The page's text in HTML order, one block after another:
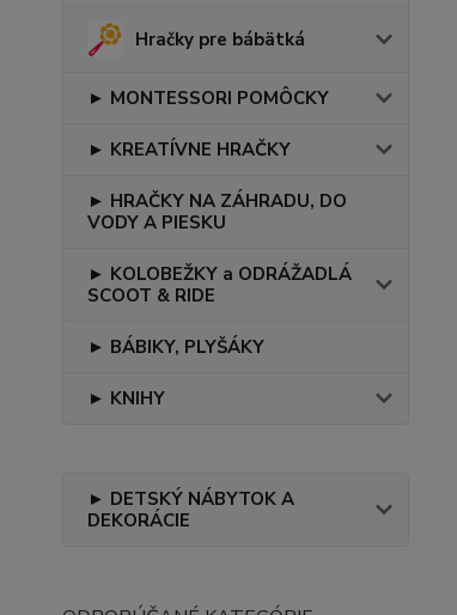
Hračky pre bábätká
► MONTESSORI POMÔCKY
► KREATÍVNE HRAČKY
► HRAČKY NA ZÁHRADU, DO
VODY A PIESKU
► KOLOBEŽKY a ODRÁŽADLÁ
SCOOT & RIDE
► BÁBIKY, PLYŠÁKY
► KNIHY
► DETSKÝ NÁBYTOK A
DEKORÁCIE